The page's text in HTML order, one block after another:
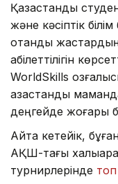
Қазақстандық
және кәсіптік
отандық жастардың
қабілеттілігін
WorldSkills
қазақстандық
деңгейде жоғары
Айта кетейік,
АҚШ-тағы
турнирлерінде